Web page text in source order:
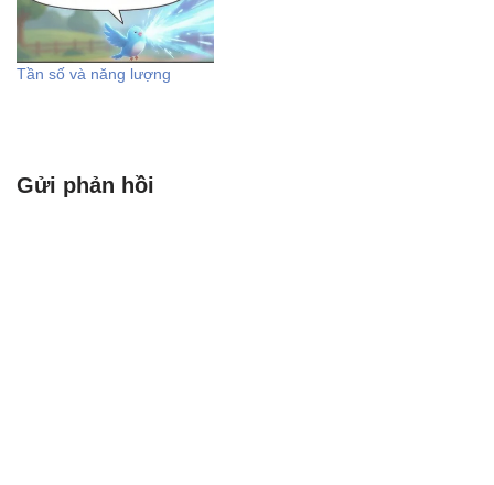
Thụy…
Tần số và năng lượng
Gửi phản hồi